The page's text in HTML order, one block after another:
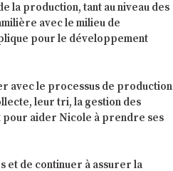
la production, tant au niveau des
avec le milieu de
pour le développement
avec le processus de production
leur tri, la gestion des
aider Nicole à prendre ses
et de continuer à assurer la